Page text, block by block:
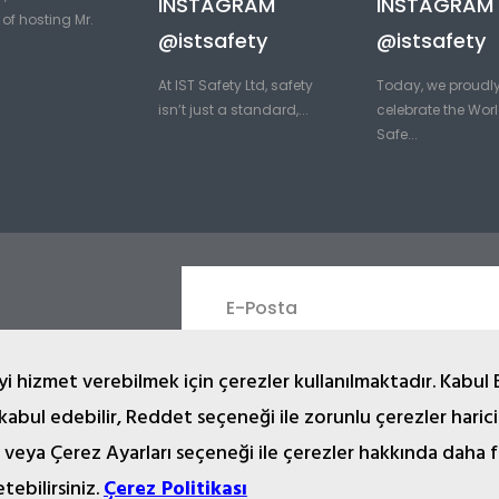
hizmet verebilmek için çerezler kullanılmaktadır. Kabul
edebilir, Reddet seçeneği ile zorunlu çerezler
Çerez Ayarları seçeneği ile çerezler hakkında daha
Çerez Politikası
hosting Mr.
@istsafety
At IST Safety Ltd, safety
isn’t just a standard,...
@istsafety
Today, we
celebrate the
Safe...
2024 © Copyright İST İşçi Sağlığı Teçhizatı San. Tic. Ltd. Şti.
çizim, animasyon ve diğer materyaller tescilli olup, izinsiz